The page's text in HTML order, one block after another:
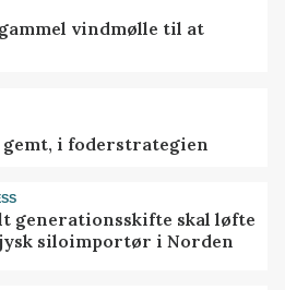
vindmølle til at
i foderstrategien
generationsskifte skal løfte
siloimportør i Norden